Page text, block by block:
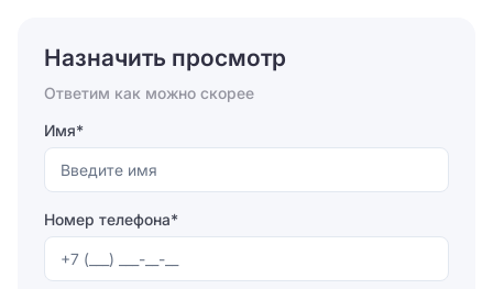
Также неподалёку от здания расположен ресторан,
где можно поужинать после долгого рабочего дня.
Кто хочет просто пообедать может пройти в
столовую. А для тех, кто хочет просто выпить
чашечку кофе - есть Кафе-бар. Кому хочется
отдохнуть после работы, могут посетить Салон
присутствует Фитнес-клуб. Для работников, которые
ездят на машинах он обладает парковкой. Если надо
что-то купить, то на этот случай в центре есть
Назначить просмотр
Ответим как можно скорее
Имя*
Номер телефона*